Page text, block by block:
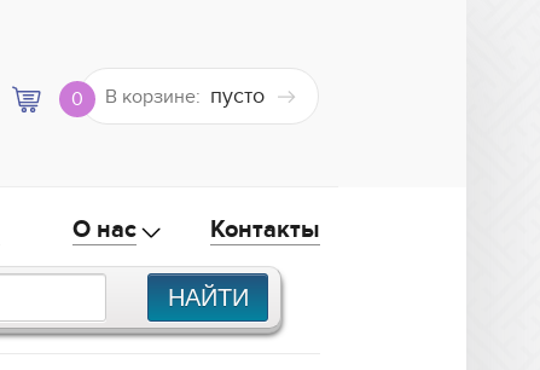
0 В корзине: пусто
О нас Контакты